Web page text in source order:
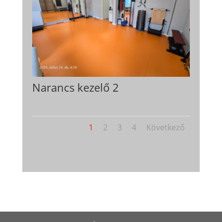
Narancs kezelő 2
1 2 3 4 Következő